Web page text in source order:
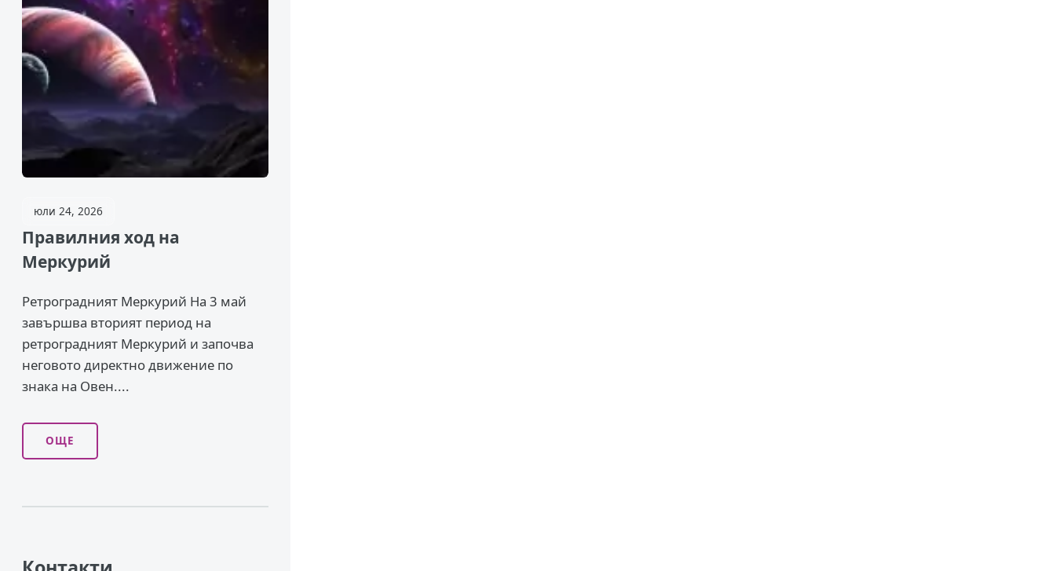
юли 24, 2026
Правилния ход на
Меркурий
Ретроградният Меркурий На 3 май
завършва вторият период на
ретроградният Меркурий и започва
неговото директно движение по
знака на Овен....
ОЩЕ